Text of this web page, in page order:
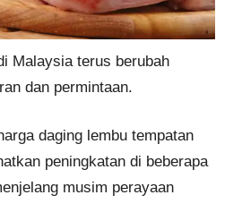
Malaysia terus berubah
dan permintaan.
daging lembu tempatan
peningkatan di beberapa
musim perayaan